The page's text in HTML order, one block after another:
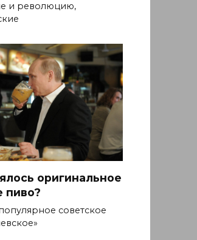
и революцию,
оригинальное
пиво?
советское